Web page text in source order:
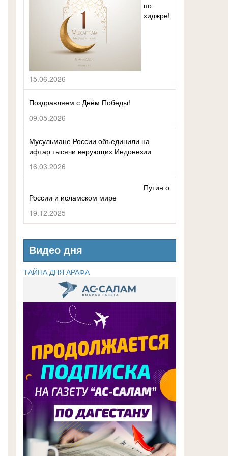
по
хиджре!
15.06.2026
Поздравляем с Днём Победы!
09.05.2026
Мусульмане России объединили на
ифтар тысячи верующих Индонезии
16.03.2026
Путин о
России и исламском мире
19.12.2025
Видео дня
ТАЙНА ДНЯ АРАФА